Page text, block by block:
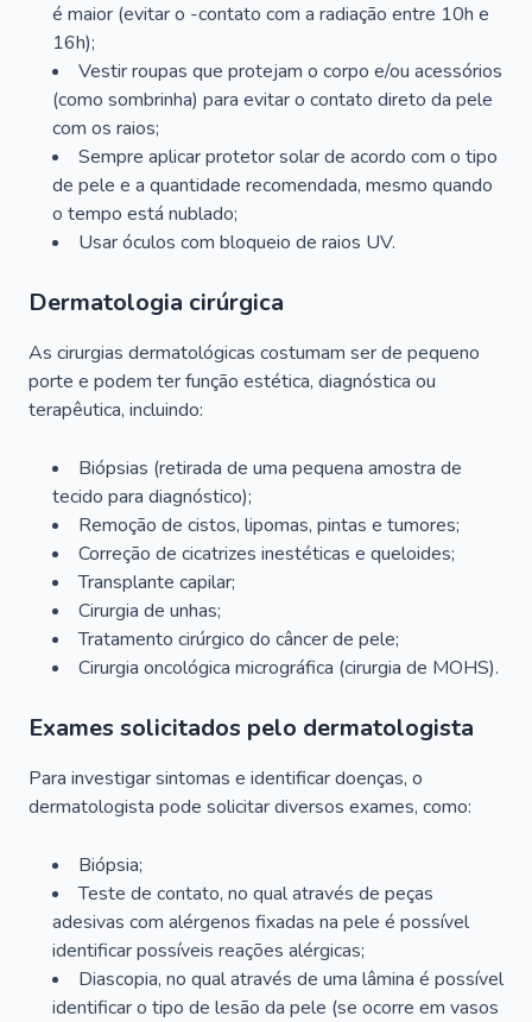
é maior (evitar o -contato com a radiação entre 10h e
16h);
Vestir roupas que protejam o corpo e/ou acessórios
(como sombrinha) para evitar o contato direto da pele
com os raios;
Sempre aplicar protetor solar de acordo com o tipo
de pele e a quantidade recomendada, mesmo quando
o tempo está nublado;
Usar óculos com bloqueio de raios UV.
Dermatologia cirúrgica
As cirurgias dermatológicas costumam ser de pequeno
porte e podem ter função estética, diagnóstica ou
terapêutica, incluindo:
Biópsias (retirada de uma pequena amostra de
tecido para diagnóstico);
Remoção de cistos, lipomas, pintas e tumores;
Correção de cicatrizes inestéticas e queloides;
Transplante capilar;
Cirurgia de unhas;
Tratamento cirúrgico do câncer de pele;
Cirurgia oncológica micrográfica (cirurgia de MOHS).
Exames solicitados pelo dermatologista
Para investigar sintomas e identificar doenças, o
dermatologista pode solicitar diversos exames, como:
Biópsia;
Teste de contato, no qual através de peças
adesivas com alérgenos fixadas na pele é possível
identificar possíveis reações alérgicas;
Diascopia, no qual através de uma lâmina é possível
identificar o tipo de lesão da pele (se ocorre em vasos